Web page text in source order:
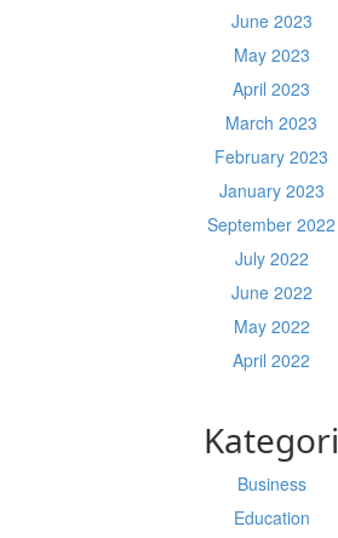
June 2023
May 2023
April 2023
March 2023
February 2023
January 2023
September 2022
July 2022
June 2022
May 2022
April 2022
Kategori
Business
Education